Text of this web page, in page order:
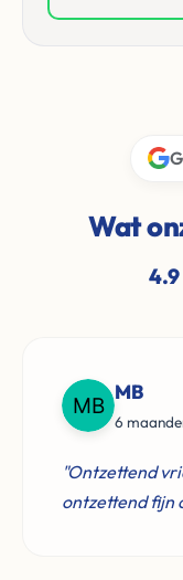
Wat
MB
6
"Ontzettend
ontzettend fijn